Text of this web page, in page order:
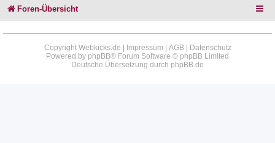
Foren-Übersicht
Copyright Webkicks.de | Impressum AGB|
Datenschutz
Powered by phpBB® Forum Software © phpBB Limited
Deutsche Übersetzung durch phpBB.de